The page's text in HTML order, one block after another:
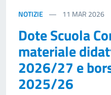
NOTIZIE 11 MAR 2026
Dote Scuola
materiale
2026/27 e
2025/26